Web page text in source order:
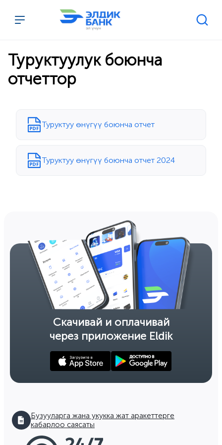
Перейти к содержимому
Туруктуулук боюнча
отчеттор
Туруктуу өнүгүү боюнча отчет
Туруктуу өнүгүү боюнча отчет 2024
Скачивай и оплачивай
через приложение Eldik
Бузууларга жана укукка жат аракеттерге
кабарлоо саясаты